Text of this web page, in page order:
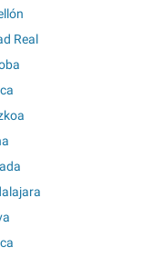
Real